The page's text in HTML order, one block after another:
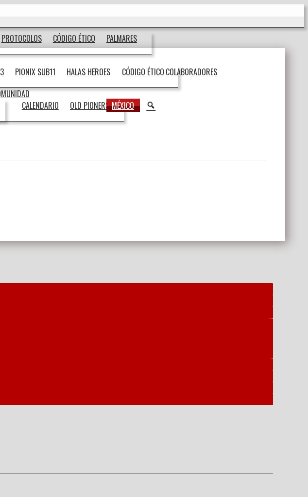
PROTOCOLOS CÓDIGO ÉTICO
PALMARES
PIONIX SUB11 HALAS HEROES CÓDIGO ÉTICO COLABORADORES
CALENDARIO
OLD PIONERS MÉXICO